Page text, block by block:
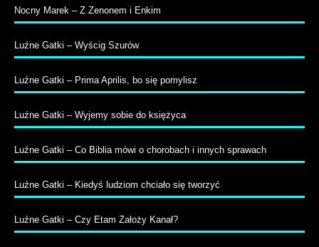
Nocny Marek – Z Zenonem i Enkim
Luźne Gatki – Wyścig Szurów
Luźne Gatki – Prima Aprilis, bo się pomylisz
Luźne Gatki – Wyjemy sobie do księżyca
Luźne Gatki – Co Biblia mówi o chorobach i innych sprawach
Luźne Gatki – Kiedyś ludziom chciało się tworzyć
Luźne Gatki – Czy Etam Założy Kanał?